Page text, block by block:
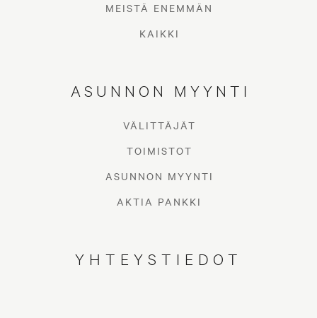
MEISTÄ ENEMMÄN
KAIKKI
ASUNNON MYYNTI
VÄLITTÄJÄT
TOIMISTOT
ASUNNON MYYNTI
AKTIA PANKKI
YHTEYSTIEDOT